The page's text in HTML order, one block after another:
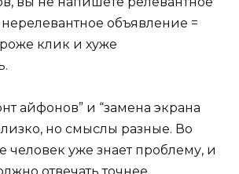
объявление =
клик и хуже
айфонов” и “замена экрана
но смыслы разные. Во
человек уже знает проблему, и